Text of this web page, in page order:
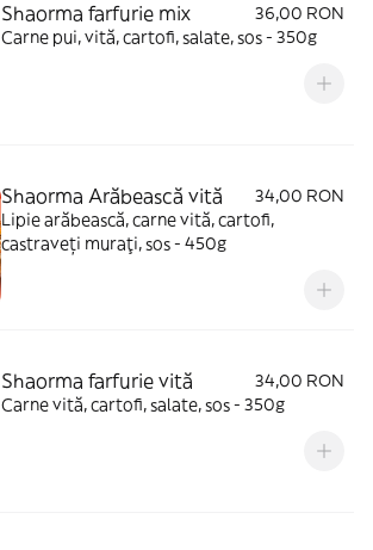
Shaorma farfurie mix
36,00 RON
Carne pui, vită, cartofi, salate, sos - 350g
Shaorma Arăbească vită
34,00 RON
Lipie arăbească, carne vită, cartofi,
castraveți muraţi, sos - 450g
Shaorma farfurie vită
34,00 RON
Carne vită, cartofi, salate, sos - 350g